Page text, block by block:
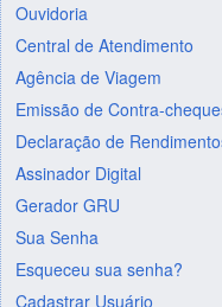
Ouvidoria
Central de Atendimento
Agência de Viagem
Emissão de Contra-
Declaração de
Assinador Digital
Gerador GRU
Sua Senha
Esqueceu sua senha?
Cadastrar Usuário